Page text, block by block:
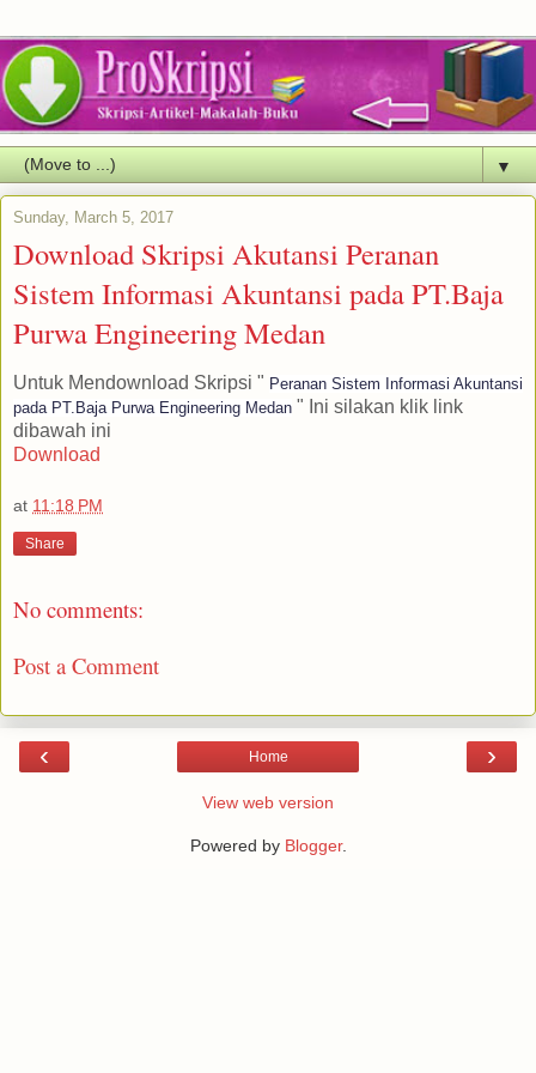
▼
Sunday, March 5, 2017
Download Skripsi Akutansi Peranan
Sistem Informasi Akuntansi pada PT.Baja
Purwa Engineering Medan
Untuk Mendownload Skripsi " Peranan Sistem Informasi Akuntansi
pada PT.Baja Purwa Engineering Medan " Ini silakan klik link
dibawah ini
Download
at 11:18 PM
Share
No comments:
Post a Comment
‹ ›
Home
View web version
Powered by Blogger.